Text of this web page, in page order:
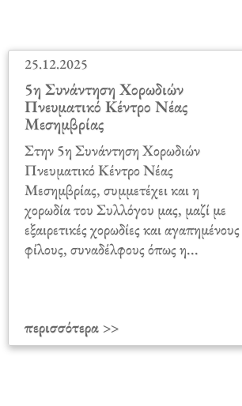
25.12.2025
5η Συνάντηση Χορωδιών
Πνευματικό Κέντρο Νέας
Μεσημβρίας
Στην 5η Συνάντηση Χορωδιών
Πνευματικό Κέντρο Νέας
Μεσημβρίας, συμμετέχει και η
χορωδία του Συλλόγου μας, μαζί με
εξαιρετικές χορωδίες και αγαπημένους
φίλους, συναδέλφους όπως η...
περισσότερα >>